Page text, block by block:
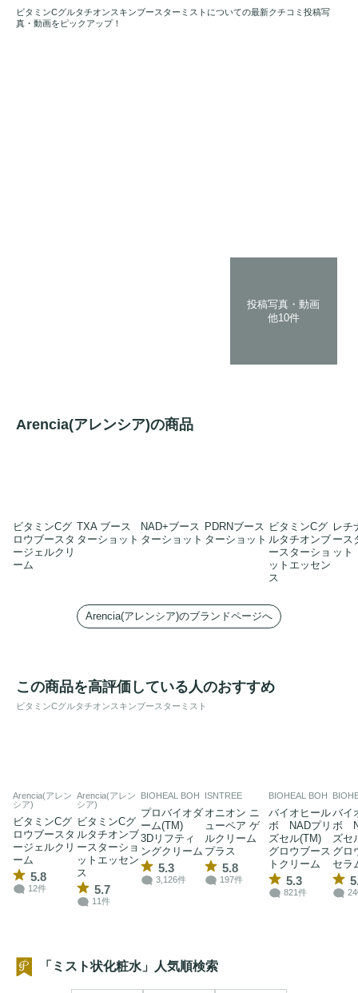
ビタミンCグルタチオンスキンブースターミストについての最新クチコミ投稿写
真・動画をピックアップ！
投稿写真・動画
他10件
Arencia(アレンシア)の商品
ビタミンCグ
ロウブースタ
ージェルクリ
ーム
TXA ブース
ターショット
NAD+ブース
ターショット
PDRNブース
ターショット
ビタミンCグ
ルタチオンブ
ースターショ
ットエッセン
ス
レチ
ース
ット
Arencia(アレンシア)のブランドページへ
この商品を高評価している人のおすすめ
ビタミンCグルタチオンスキンブースターミスト
Arencia(アレン
シア)
ビタミンCグ
ロウブースタ
ージェルクリ
ーム
5.8
12件
Arencia(アレン
シア)
ビタミンCグ
ルタチオンブ
ースターショ
ットエッセン
ス
5.7
11件
BIOHEAL BOH
プロバイオダ
ーム(TM)
3Dリフティ
ングクリーム
5.3
3,126件
ISNTREE
オニオン ニ
ューペア ゲ
ルクリーム
プラス
5.8
197件
BIOHEAL BOH
バイオヒール
ボ NADプリ
ズセル(TM)
グロウブース
トクリーム
5.3
821件
バイ
ボ
ズ
グロ
セラ
「ミスト状化粧水」人気順検索